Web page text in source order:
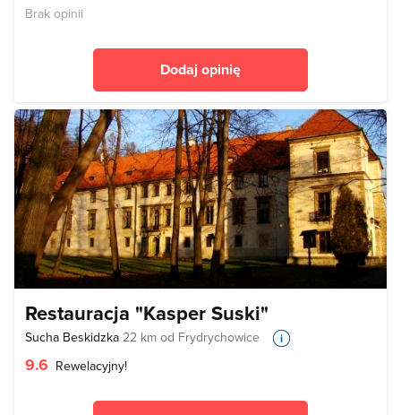
Brak opinii
Dodaj opinię
Restauracja "Kasper Suski"
Sucha Beskidzka 22 km od Frydrychowice
9.6 Rewelacyjny!